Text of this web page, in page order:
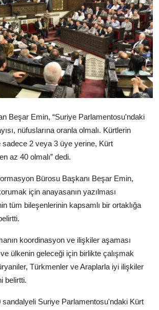
Beşar Emin, “Suriye Parlamentosu'ndaki
nüfuslarına oranla olmalı. Kürtlerin
sadece 2 veya 3 üye yerine, Kürt
az 40 olmalı” dedi.
Bürosu Başkanı Beşar Emin,
için anayasanın yazılması
tüm bileşenlerinin kapsamlı bir ortaklığa
koordinasyon ve ilişkiler aşaması
ülkenin geleceği için birlikte çalışmak
Türkmenler ve Araplarla iyi ilişkiler
belirtti.
Suriye Parlamentosu'ndaki Kürt